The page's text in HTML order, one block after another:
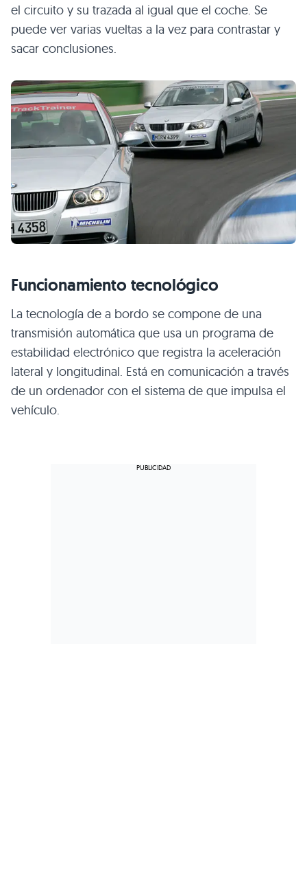
el circuito y su trazada al igual que el coche. Se
puede ver varias vueltas a la vez para contrastar y
sacar conclusiones.
Funcionamiento tecnológico
La tecnología de a bordo se compone de una
transmisión automática que usa un programa de
estabilidad electrónico que registra la aceleración
lateral y longitudinal. Está en comunicación a través
de un ordenador con el sistema de que impulsa el
vehículo.